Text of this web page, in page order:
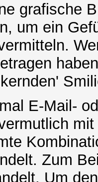
grafische
um ein
E-Mail-
Zum
Um